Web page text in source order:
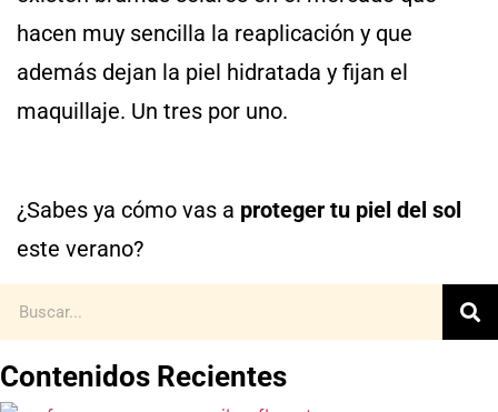
hacen muy sencilla la reaplicación y que
además dejan la piel hidratada y fijan el
maquillaje. Un tres por uno.
¿Sabes ya cómo vas a proteger tu piel del sol
este verano?
Contenidos Recientes